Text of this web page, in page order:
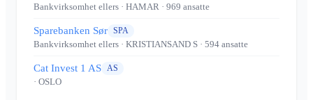
Bankvirksomhet ellers · HAMAR · 969 ansatte
Sparebanken Sør SPA
Bankvirksomhet ellers · KRISTIANSAND S · 594 ansatte
Cat Invest 1 AS AS
· OSLO